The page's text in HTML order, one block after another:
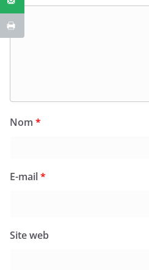
Nom *
E-mail*
Site web